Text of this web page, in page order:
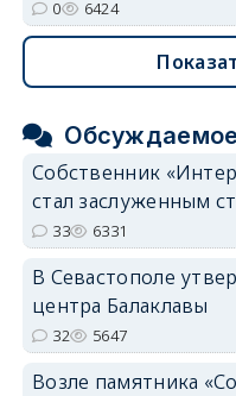
0 6424
Обсуждаемое
Собственник
стал заслуженным
33 6331
В Севастополе
центра Балаклавы
32 5647
Возле памятника